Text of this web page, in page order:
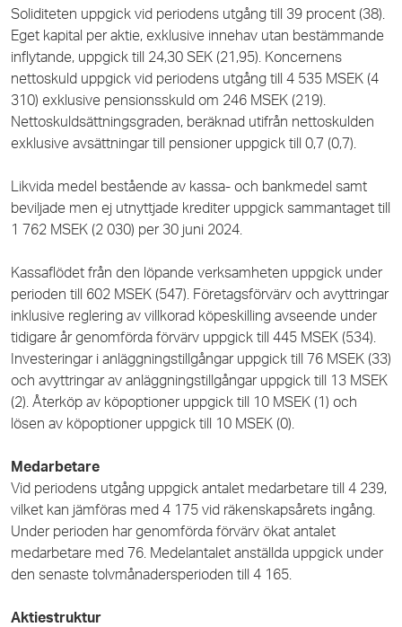
Soliditeten uppgick vid periodens utgång till 39 procent (38).
Eget kapital per aktie, exklusive innehav utan bestämmande
inflytande, uppgick till 24,30 SEK (21,95). Koncernens
nettoskuld uppgick vid periodens utgång till 4 535 MSEK (4
310) exklusive pensionsskuld om 246 MSEK (219).
Nettoskuldsättningsgraden, beräknad utifrån nettoskulden
exklusive avsättningar till pensioner uppgick till 0,7 (0,7).
Likvida medel bestående av kassa- och bankmedel samt
beviljade men ej utnyttjade krediter uppgick sammantaget till
1 762 MSEK (2 030) per 30 juni 2024.
Kassaflödet från den löpande verksamheten uppgick under
perioden till 602 MSEK (547). Företagsförvärv och avyttringar
inklusive reglering av villkorad köpeskilling avseende under
tidigare år genomförda förvärv uppgick till 445 MSEK (534).
Investeringar i anläggningstillgångar uppgick till 76 MSEK (33)
och avyttringar av anläggningstillgångar uppgick till
13 MSEK
(2). Återköp av köpoptioner uppgick till 10 MSEK (1) och
lösen av köpoptioner uppgick till 10 MSEK (0).
Medarbetare
Vid periodens utgång uppgick antalet medarbetare till 4 239,
vilket kan jämföras med 4 175 vid räkenskapsårets ingång.
Under perioden har genomförda förvärv ökat antalet
medarbetare med 76. Medelantalet anställda uppgick under
den senaste tolvmånadersperioden till 4 165.
Aktiestruktur